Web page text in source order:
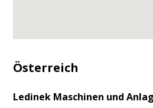
Österreich
Ledinek Maschinen und